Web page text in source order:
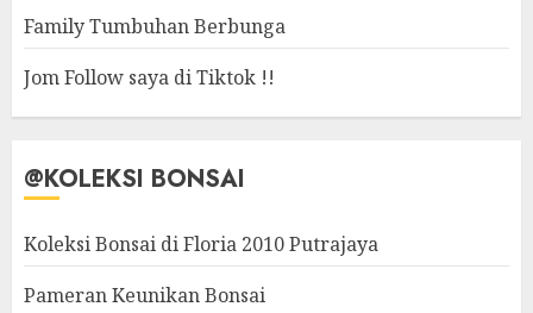
Family Tumbuhan Berbunga
Jom Follow saya di Tiktok !!
@KOLEKSI BONSAI
Koleksi Bonsai di Floria 2010 Putrajaya
Pameran Keunikan Bonsai